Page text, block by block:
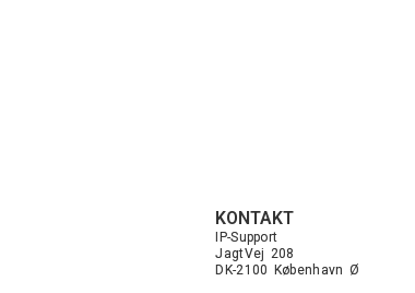
KONTAKT
IP-Support
JagtVej 208
DK-2100 København Ø